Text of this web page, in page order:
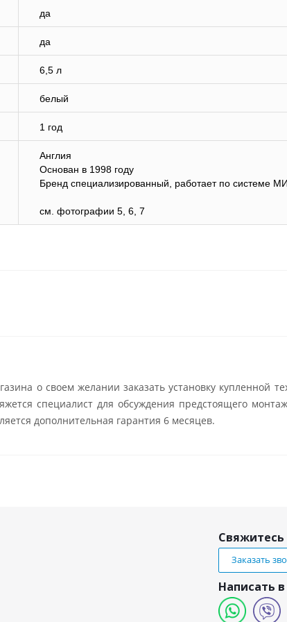
да
да
6,5 л
белый
1 год
Англия
Основан в 1998 году
Бренд специализированный, работает по системе
см. фотографии 5, 6, 7
о своем желании заказать установку купленной
специалист для обсуждения предстоящего
дополнительная гарантия 6 месяцев.
Свяжитесь
Заказать
Написать